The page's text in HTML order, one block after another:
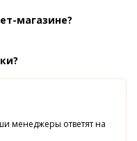
магазине?
менеджеры ответят на